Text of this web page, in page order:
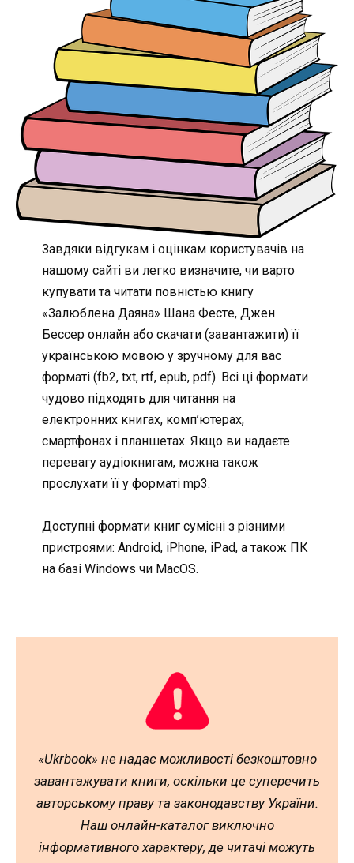
Завдяки відгукам і оцінкам користувачів на
нашому сайті ви легко визначите, чи варто
купувати та читати повністью книгу
«Залюблена Даяна» Шана Фестe, Джен
Бессер онлайн або скачати (завантажити) її
українською мовою у зручному для вас
форматі (fb2, txt, rtf, epub, pdf). Всі ці формати
чудово підходять для читання на
електронних книгах, комп’ютерах,
смартфонах і планшетах. Якщо ви надаєте
перевагу аудіокнигам, можна також
прослухати її у форматі mp3.
Доступні формати книг сумісні з різними
пристроями: Android, iPhone, iPad, а також ПК
на базі Windows чи MacOS.
«Ukrbook» не надає можливості безкоштовно
завантажувати книги, оскільки це суперечить
авторському праву та законодавству України.
Наш онлайн-каталог виключно
інформативного характеру, де читачі можуть